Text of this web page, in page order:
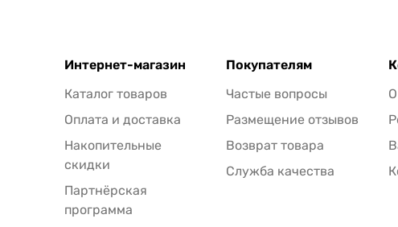
Интернет-магазин
Каталог товаров
Оплата и доставка
Накопительные
скидки
Партнёрская
программа
Покупателям
Частые вопросы
Размещение отзывов
Возврат товара
Служба качества